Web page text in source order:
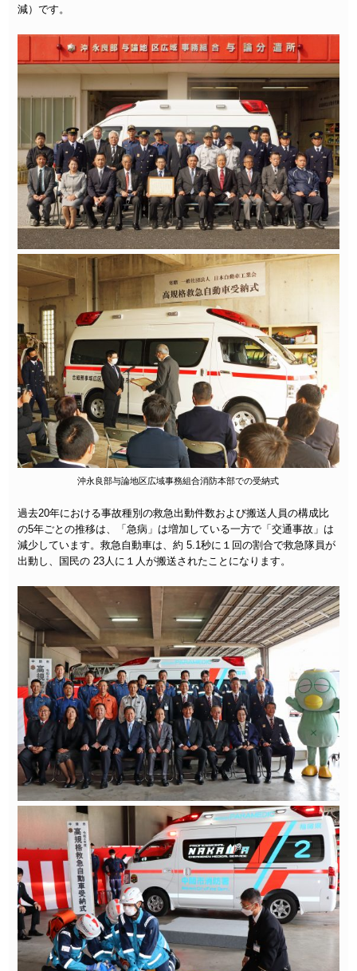
減）です。
沖永良部与論地区広域事務組合消防本部での受納式
過去20年における事故種別の救急出動件数および搬送人員の構成比
の5年ごとの推移は、「急病」は増加している一方で「交通事故」は
減少しています。救急自動車は、約 5.1秒に１回の割合で救急隊員が
出動し、国民の 23人に１人が搬送されたことになります。